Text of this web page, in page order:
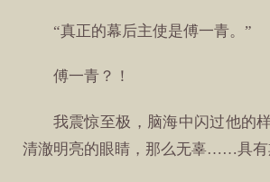
“真正的幕后主使是傅一青。”
傅一青？！
我震惊至极，脑海中闪过他的
清澈明亮的眼睛，那么无辜……具有